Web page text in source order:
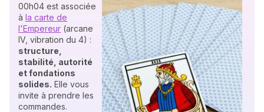
00h04 est associée
à la carte de
l'Empereur (arcane
IV, vibration du 4) :
structure,
stabilité, autorité
et fondations
solides. Elle vous
invite à prendre les
commandes.